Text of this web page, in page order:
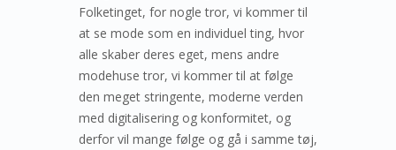
Folketinget, for nogle tror, vi kommer til
at se mode som en individuel ting, hvor
alle skaber deres eget, mens andre
modehuse tror, vi kommer til at følge
den meget stringente, moderne verden
med digitalisering og konformitet, og
derfor vil mange følge og gå i samme tøj,